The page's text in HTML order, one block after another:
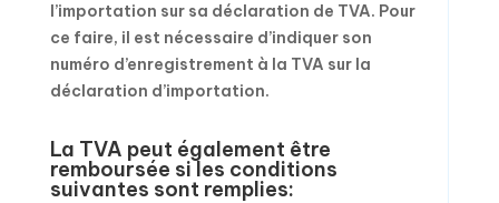
l’importation sur sa déclaration de TVA. Pour
ce faire, il est nécessaire d’indiquer son
numéro d’enregistrement à la TVA sur la
déclaration d’importation.
La TVA peut également être
remboursée si les conditions
suivantes sont remplies: